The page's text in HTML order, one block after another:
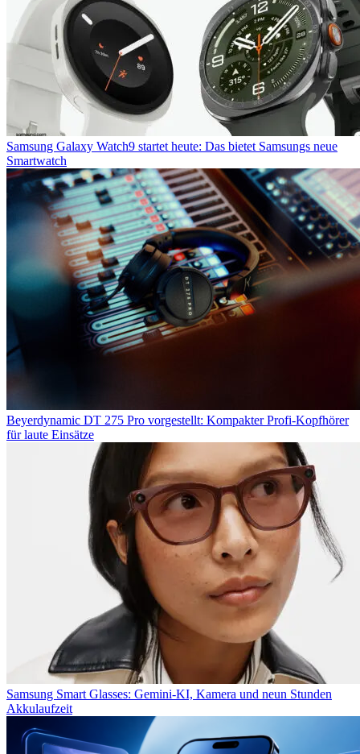
Samsung Galaxy Watch9 startet heute: Das bietet Samsungs neue
Smartwatch
Beyerdynamic DT 275 Pro vorgestellt: Kompakter Profi-Kopfhörer
für laute Einsätze
Samsung Smart Glasses: Gemini-KI, Kamera und neun Stunden
Akkulaufzeit